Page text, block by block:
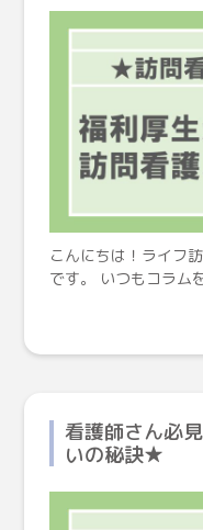
こんにちは！ライフ
です。 いつもコラム
看護師さん必
いの秘訣★